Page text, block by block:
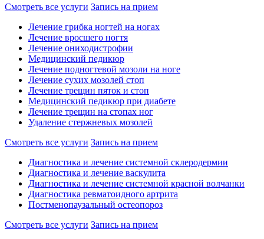
Смотреть все услуги Запись на прием
Лечение грибка ногтей на ногах
Лечение вросшего ногтя
Лечение ониходистрофии
Медицинский педикюр
Лечение подногтевой мозоли на ноге
Лечение сухих мозолей стоп
Лечение трещин пяток и стоп
Медицинский педикюр при диабете
Лечение трещин на стопах ног
Удаление стержневых мозолей
Смотреть все услуги Запись на прием
Диагностика и лечение системной склеродермии
Диагностика и лечение васкулита
Диагностика и лечение системной красной волчанки
Диагностика ревматоидного артрита
Постменопаузальный остеопороз
Смотреть все услуги Запись на прием